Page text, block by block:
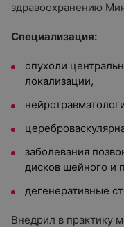
здравоохранению
Специализация:
опухоли
локализации,
заболевания
дисков шейного и
дегенеративные
Внедрил в практику